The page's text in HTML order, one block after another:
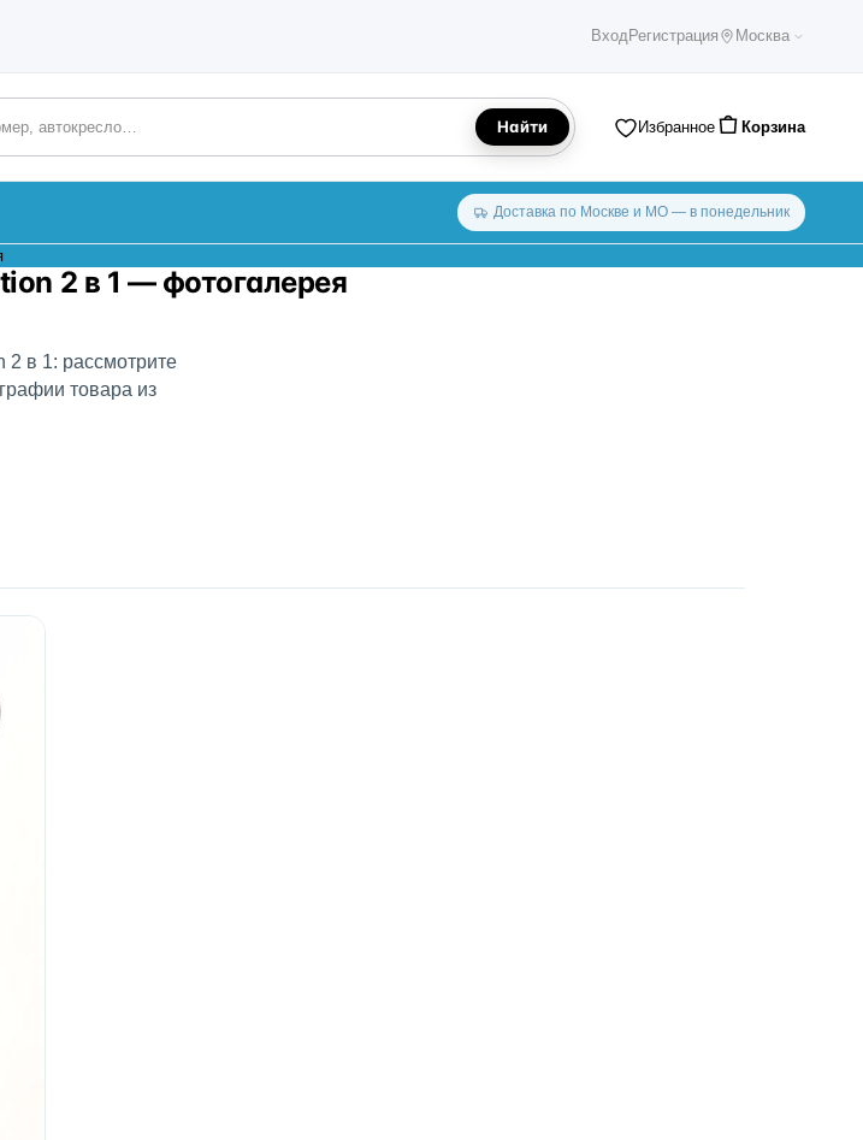
ВходРегистрация Москва
Найти Избранное Корзина
Доставка по Москве и МО — в понедельник
2 в 1 — фотогалерея
2 в 1: рассмотрите
товара из